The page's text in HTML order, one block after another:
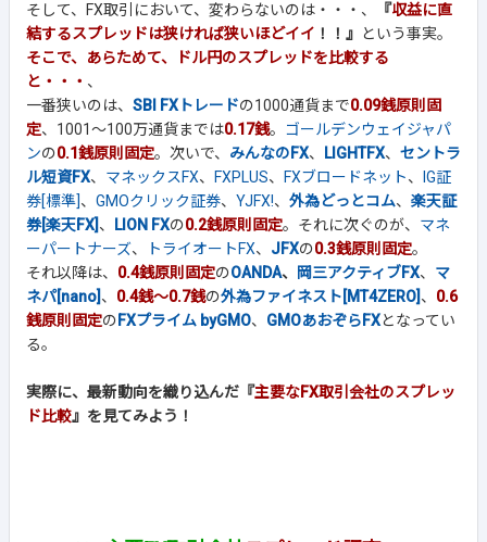
そして、FX取引において、変わらないのは・・・、
『収益に直
結するスプレッドは狭ければ狭いほどイイ ！！』 という事実。
そこで、あらためて、ドル円のスプレッドを比較する
と・・・ 、
一番狭いのは、 SBI FXトレードの1000通貨まで0.09銭原則固
定、1001～100万通貨までは0.17銭。 ゴールデンウェイジャパ
ンの0.1銭原則固定。次いで、 みんなのFX、 LIGHTFX、 セントラ
ル短資FX、 マネックスFX、 FXPLUS、 FXブロードネット、
IG証
券[標準]、 GMOクリック証券、 YJFX!、 外為どっとコム、 楽天証
券[楽天FX] 、 LION FXの0.2銭原則固定。それに次ぐのが、 マネ
ーパートナーズ、 トライオートFX、 JFXの0.3銭原則固定。
それ以降は、 0.4銭原則固定のOANDA、 岡三アクティブFX、 マ
ネパ[nano] 、 0.4銭～0.7銭の外為ファイネスト[MT4ZERO] 、 0.6
銭原則固定の FXプライム byGMO、 GMOあおぞらFXとなってい
る。
実際に、最新動向を織り込んだ『主要なFX取引会社のスプレッ
ド比較』を見てみよう！